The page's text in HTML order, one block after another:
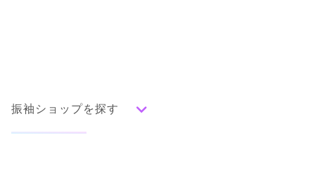
振袖ショップを探す